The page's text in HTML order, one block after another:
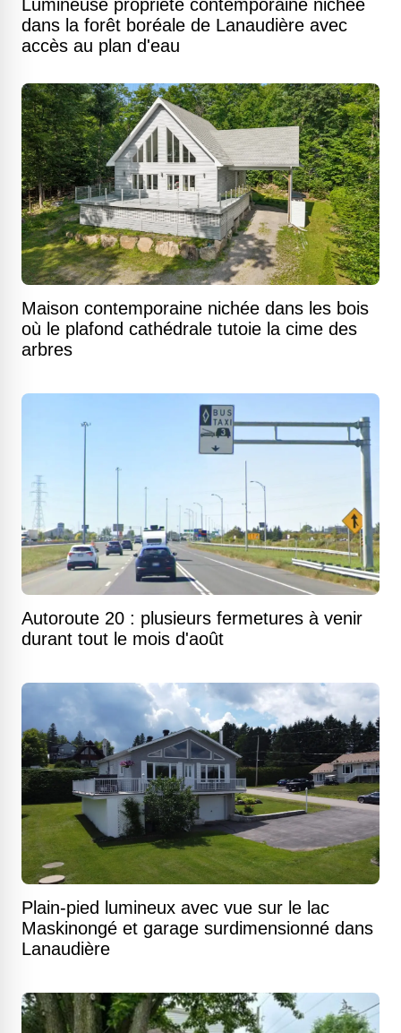
Lumineuse propriété contemporaine nichée
dans la forêt boréale de Lanaudière avec
accès au plan d'eau
Maison contemporaine nichée dans les bois
où le plafond cathédrale tutoie la cime des
arbres
Autoroute 20 : plusieurs fermetures à venir
durant tout le mois d'août
Plain-pied lumineux avec vue sur le lac
Maskinongé et garage surdimensionné dans
Lanaudière